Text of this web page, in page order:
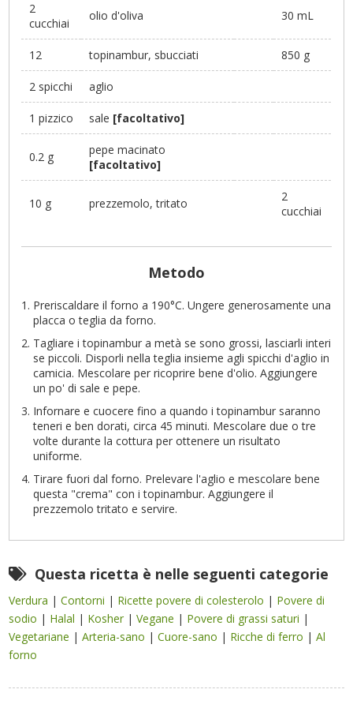
2
cucchiai
olio d'oliva 30 mL
12 topinambur, sbucciati 850 g
2 spicchi aglio
1 pizzico sale [facoltativo]
0.2 g
pepe macinato
[facoltativo]
10 g prezzemolo, tritato
2
cucchiai
Metodo
Preriscaldare il forno a 190°C. Ungere generosamente una
placca o teglia da forno.
Tagliare i topinambur a metà se sono grossi, lasciarli interi
se piccoli. Disporli nella teglia insieme agli spicchi d'aglio in
camicia. Mescolare per ricoprire bene d'olio. Aggiungere
un po' di sale e pepe.
Infornare e cuocere fino a quando i topinambur saranno
teneri e ben dorati, circa 45 minuti. Mescolare due o tre
volte durante la cottura per ottenere un risultato
uniforme.
Tirare fuori dal forno. Prelevare l'aglio e mescolare bene
questa "crema" con i topinambur. Aggiungere il
prezzemolo tritato e servire.
Questa ricetta è nelle seguenti categorie
Verdura |Contorni | Ricette povere di colesterolo | Povere di
sodio | Halal | Kosher |Vegane | Povere di grassi saturi |
Vegetariane |Arteria-sano |Cuore-sano | Ricche di ferro |Al
forno